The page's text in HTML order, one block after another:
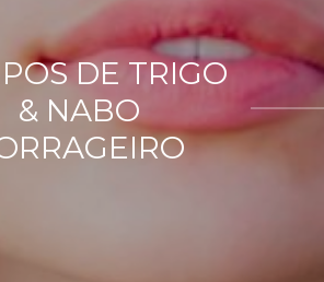
DE TRIGO
& NABO